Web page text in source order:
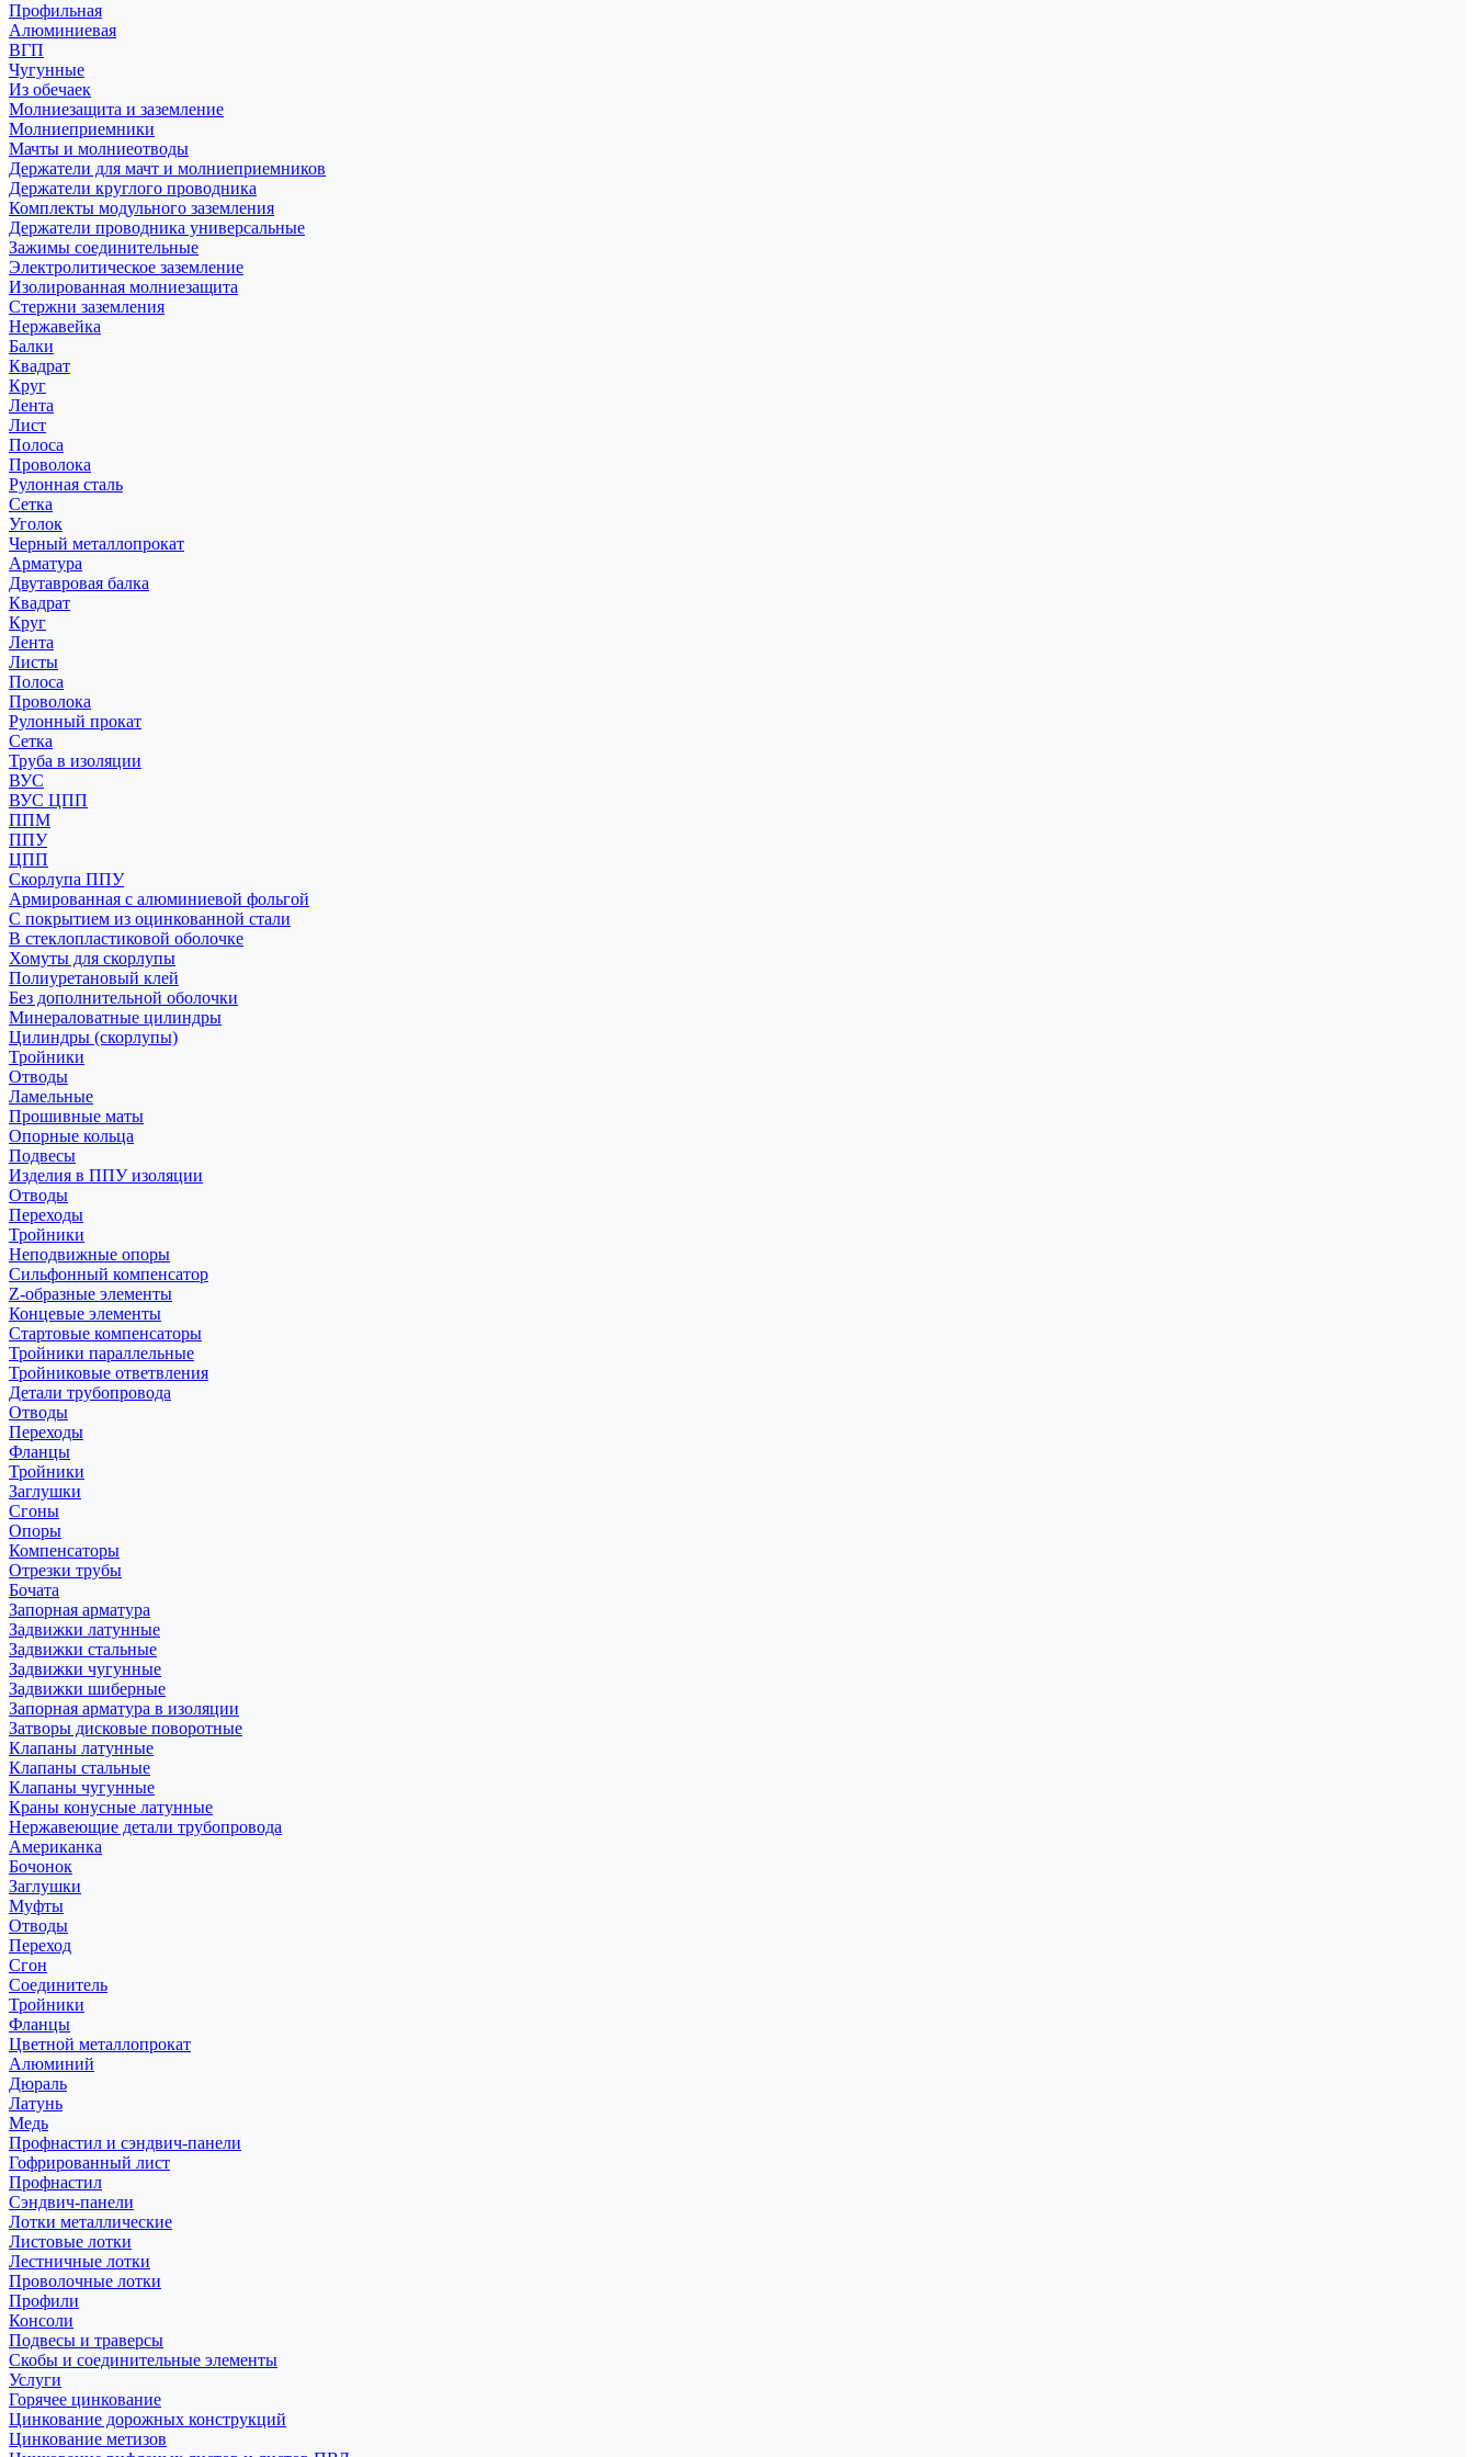
Профильная
Алюминиевая
ВГП
Чугунные
Из обечаек
Молниезащита и заземление
Молниеприемники
Мачты и молниеотводы
Держатели для мачт и молниеприемников
Держатели круглого проводника
Комплекты модульного заземления
Держатели проводника универсальные
Зажимы соединительные
Электролитическое заземление
Изолированная молниезащита
Стержни заземления
Нержавейка
Балки
Квадрат
Круг
Лента
Лист
Полоса
Проволока
Рулонная сталь
Сетка
Уголок
Черный металлопрокат
Арматура
Двутавровая балка
Квадрат
Круг
Лента
Листы
Полоса
Проволока
Рулонный прокат
Сетка
Труба в изоляции
ВУС
ВУС ЦПП
ППМ
ППУ
ЦПП
Скорлупа ППУ
Армированная с алюминиевой фольгой
С покрытием из оцинкованной стали
В стеклопластиковой оболочке
Хомуты для скорлупы
Полиуретановый клей
Без дополнительной оболочки
Минераловатные цилиндры
Цилиндры (скорлупы)
Тройники
Отводы
Ламельные
Прошивные маты
Опорные кольца
Подвесы
Изделия в ППУ изоляции
Отводы
Переходы
Тройники
Неподвижные опоры
Cильфонный компенсатор
Z-образные элементы
Концевые элементы
Стартовые компенсаторы
Тройники параллельные
Тройниковые ответвления
Детали трубопровода
Отводы
Переходы
Фланцы
Тройники
Заглушки
Сгоны
Опоры
Компенсаторы
Отрезки трубы
Бочата
Запорная арматура
Задвижки латунные
Задвижки стальные
Задвижки чугунные
Задвижки шиберные
Запорная арматура в изоляции
Затворы дисковые поворотные
Клапаны латунные
Клапаны стальные
Клапаны чугунные
Краны конусные латунные
Нержавеющие детали трубопровода
Американка
Бочонок
Заглушки
Муфты
Отводы
Переход
Сгон
Соединитель
Тройники
Фланцы
Цветной металлопрокат
Алюминий
Дюраль
Латунь
Медь
Профнастил и сэндвич-панели
Гофрированный лист
Профнастил
Сэндвич-панели
Лотки металлические
Листовые лотки
Лестничные лотки
Проволочные лотки
Профили
Консоли
Подвесы и траверсы
Скобы и соединительные элементы
Услуги
Горячее цинкование
Цинкование дорожных конструкций
Цинкование метизов